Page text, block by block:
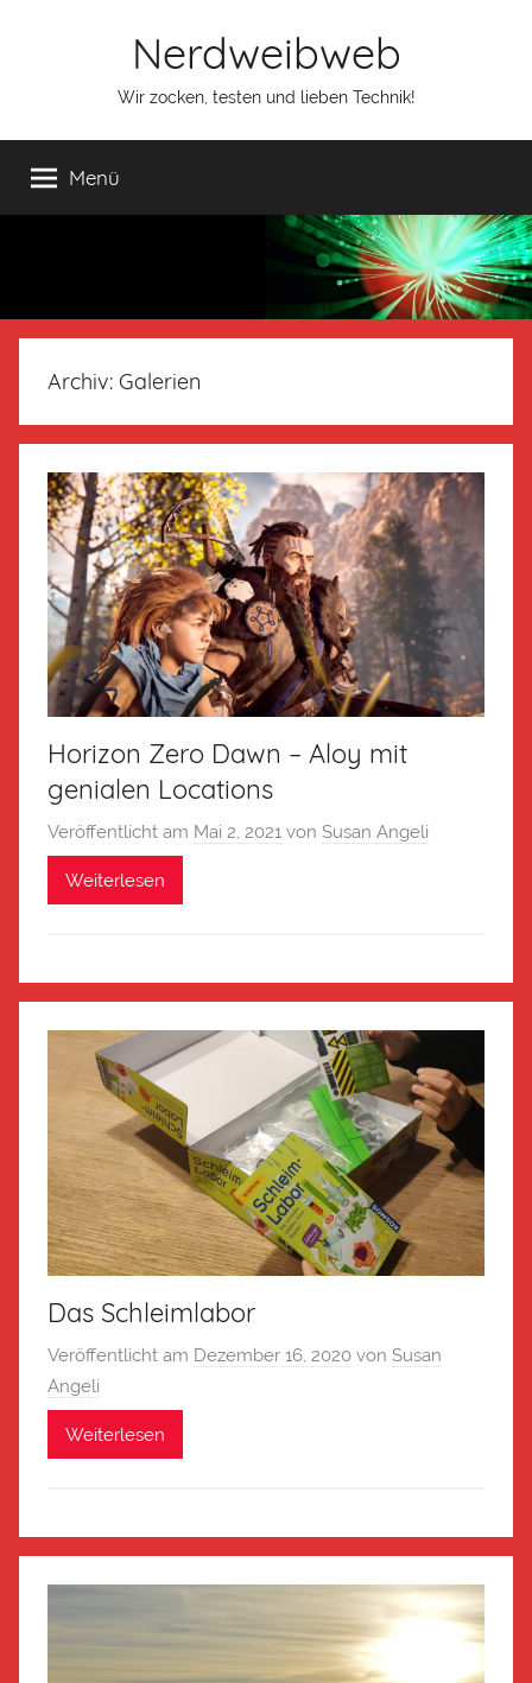
Nerdweibweb
Wir zocken, testen und lieben Technik!
Menü
Archiv: Galerien
Horizon Zero Dawn – Aloy mit
genialen Locations
Veröffentlicht am Mai 2, 2021 von Susan Angeli
Weiterlesen
Das Schleimlabor
Veröffentlicht am Dezember 16, 2020 von Susan
Angeli
Weiterlesen